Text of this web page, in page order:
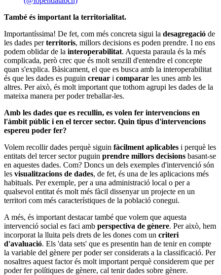
També és important la territorialitat.
Importantíssima! De fet, com més concreta sigui la desagregació de
les dades perterritoris, millors decisions es poden prendre. I no ens
podem oblidar de la interoperabilitat. Aquesta paraula és la més
complicada, però crec que és molt senzill d'entendre el concepte
quan s'explica. Bàsicament, el que es busca amb la interoperabilitat
és que les dades es puguin creuar i comparar les unes amb les
altres. Per això, és molt important que tothom agrupi les dades de la
mateixa manera per poder treballar-les.
Amb les dades que es recullin, es volen fer intervencions en
l'àmbit públic i en el tercer sector. Quin tipus d'intervencions
espereu poder fer?
Volem recollir dades perquè siguin fàcilment aplicables i perquè les
entitats del tercer sector puguin prendre millors decisions basant-se
en aquestes dades. Com? Doncs un dels exemples d'intervenció són
les visualitzacions de dades, de fet, és una de les aplicacions més
habituals. Per exemple, per a una administració local o per a
qualsevol entitat és molt més fàcil dissenyar un projecte en un
territori com més característiques de la població conegui.
A més, és important destacar també que volem que aquesta
intervenció social es faci amb perspectiva de gènere. Per això, hem
incorporat la lluita pels drets de les dones com un criteri
d'avaluació. Els 'data sets' que es presentin han de tenir en compte
la variable del gènere per poder ser considerats a la classificació. Per
nosaltres aquest factor és molt important perquè considerem que per
poder fer polítiques de gènere, cal tenir dades sobre gènere.